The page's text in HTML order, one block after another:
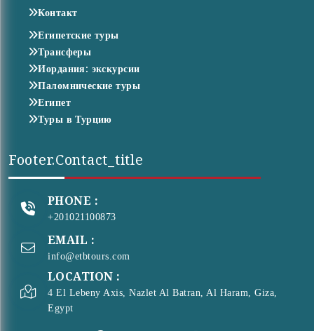
Контакт
Египетские туры
Трансферы
Иордания: экскурсии
Паломнические туры
Египет
Туры в Турцию
Footer.contact_title
PHONE :
+201021100873
EMAIL :
info@etbtours.com
LOCATION :
4 El Lebeny Axis, Nazlet Al Batran, Al Haram, Giza,
Egypt